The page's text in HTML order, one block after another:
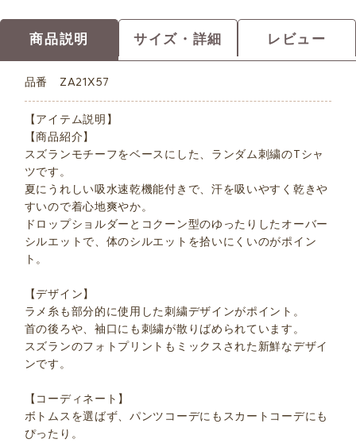
商品説明 サイズ・詳細 レビュー
品番 ZA21X57
【アイテム説明】
【商品紹介】
スズランモチーフをベースにした、ランダム刺繍のTシャ
ツです。
夏にうれしい吸水速乾機能付きで、汗を吸いやすく乾きや
すいので着心地爽やか。
ドロップショルダーとコクーン型のゆったりしたオーバー
シルエットで、体のシルエットを拾いにくいのがポイン
ト。
【デザイン】
ラメ糸も部分的に使用した刺繍デザインがポイント。
首の後ろや、袖口にも刺繍が散りばめられています。
スズランのフォトプリントもミックスされた新鮮なデザイ
ンです。
【コーディネート】
ボトムスを選ばず、パンツコーデにもスカートコーデにも
ぴったり。